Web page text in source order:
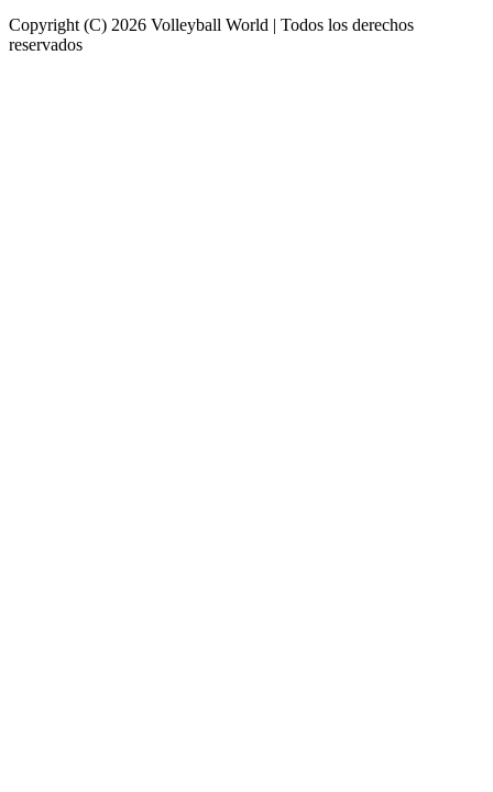
Copyright (C) 2026 Volleyball World | Todos los derechos
reservados